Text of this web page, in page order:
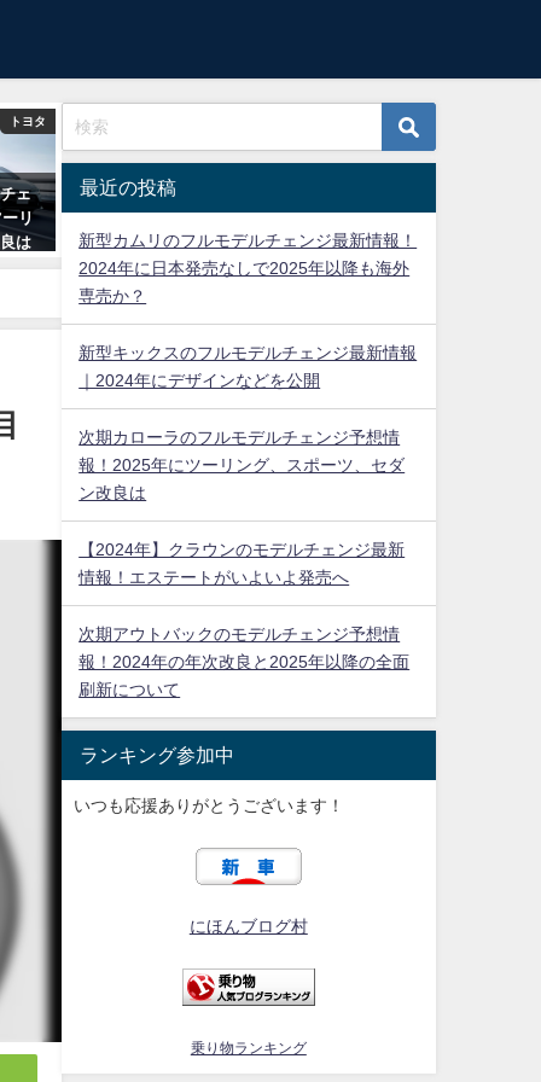
トヨタ
ェ
ーリ
は
最近の投稿
新型カムリのフルモデルチェンジ最新情報！
2024年に日本発売なしで2025年以降も海外
専売か？
新型キックスのフルモデルチェンジ最新情報
｜2024年にデザインなどを公開
次期カローラのフルモデルチェンジ予想情
報！2025年にツーリング、スポーツ、セダ
ン改良は
【2024年】クラウンのモデルチェンジ最新
情報！エステートがいよいよ発売へ
次期アウトバックのモデルチェンジ予想情
報！2024年の年次改良と2025年以降の全面
刷新について
ランキング参加中
いつも応援ありがとうございます！
にほんブログ村
乗り物ランキング